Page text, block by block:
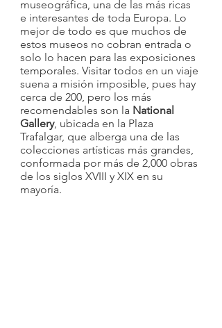
museográfica, una de las más ricas
e interesantes de toda Europa. Lo
mejor de todo es que muchos de
estos museos no cobran entrada o
solo lo hacen para las exposiciones
temporales. Visitar todos en un viaje
suena a misión imposible, pues hay
cerca de 200, pero los más
recomendables son la National
Gallery, ubicada en la Plaza
Trafalgar, que alberga una de las
colecciones artísticas más grandes,
conformada por más de 2,000 obras
de los siglos XVIII y XIX en su
mayoría.